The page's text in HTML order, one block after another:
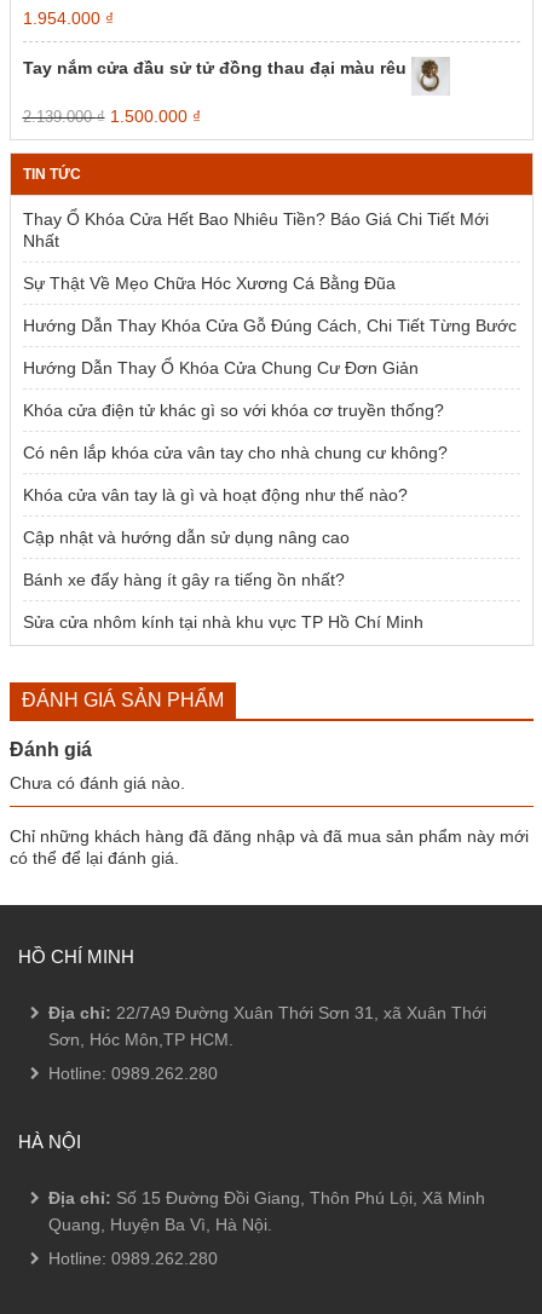
Giá
gốc
là:
2.385.000 ₫.
1.954.000 ₫Giá
hiện
tại
Tay nắm cửa đầu sử tử đồng thau đại màu rêu
2.139.000₫ Giá
gốc
là:
1.500.000 ₫Giá
hiện
tại
1.500.000 ₫.
TIN TỨC
Thay Ổ Khóa Cửa Hết Bao Nhiêu Tiền? Báo Giá Chi Tiết Mới
Nhất
Sự Thật Về Mẹo Chữa Hóc Xương Cá Bằng Đũa
Hướng Dẫn Thay Khóa Cửa Gỗ Đúng Cách, Chi Tiết Từng Bước
Hướng Dẫn Thay Ổ Khóa Cửa Chung Cư Đơn Giản
Khóa cửa điện tử khác gì so với khóa cơ truyền thống?
Có nên lắp khóa cửa vân tay cho nhà chung cư không?
Khóa cửa vân tay là gì và hoạt động như thế nào?
Cập nhật và hướng dẫn sử dụng nâng cao
Bánh xe đẩy hàng ít gây ra tiếng ồn nhất?
Sửa cửa nhôm kính tại nhà khu vực TP Hồ Chí Minh
ĐÁNH GIÁ SẢN PHẨM
Đánh giá
Chưa có đánh giá nào.
Chỉ những khách hàng đã đăng nhập và đã mua sản phẩm này mới
có thể để lại đánh giá.
HỒ CHÍ MINH
Địa chỉ: 22/7A9 Đường Xuân Thới Sơn 31, xã Xuân Thới
Sơn, Hóc Môn,TP HCM.
Hotline: 0989.262.280
HÀ NỘI
Địa chỉ: Số 15 Đường Đồi Giang, Thôn Phú Lội, Xã Minh
Quang, Huyện Ba Vì, Hà Nội.
Hotline: 0989.262.280